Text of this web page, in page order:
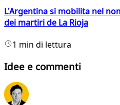
L'Argentina si mobilita nel
dei martiri de La Rioja
1 min di lettura
Idee e commenti